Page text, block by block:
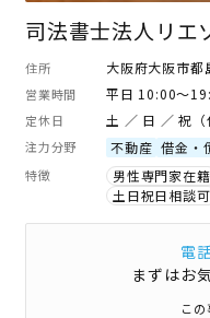
司法書士法人リエ
住所 大阪府大阪市
営業時間 平日 10:00～
定休日 土 ／ 日 ／ 祝（
注力分野 不動産 借金・
特徴 男性専門家在籍
土日祝日相談可
電
まずはお
こ